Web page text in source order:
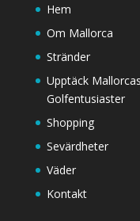
Hem
Om Mallorca
Stränder
Upptäck
Golfentusiaster
Shopping
Sevärdheter
Väder
Kontakt